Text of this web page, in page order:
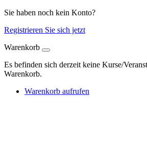
Sie haben noch kein Konto?
Registrieren Sie sich jetzt
Warenkorb
Es befinden sich derzeit keine Kurse/
Warenkorb.
Warenkorb aufrufen